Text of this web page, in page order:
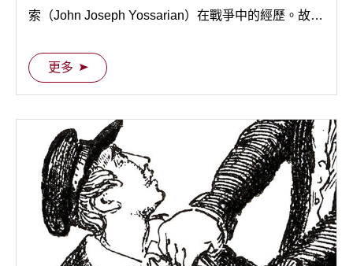
索（John Joseph Yossarian）在戰爭中的經歷。故事
基地，主角Yossarian和他的戰友們在此地執行任務，
但卻陷入了瘋狂和無聊的戰爭局勢中。
更多